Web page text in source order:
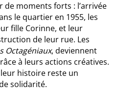
de moments forts : l’arrivée
le quartier en 1955, les
fille Corinne, et leur
de leur rue. Les
Octagéniaux, deviennent
à leurs actions créatives.
histoire reste un
solidarité.